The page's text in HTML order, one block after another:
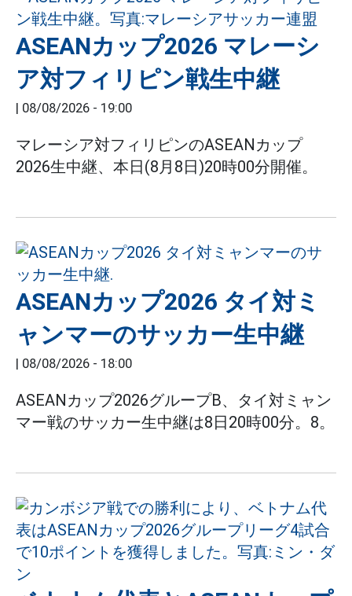
ASEANカップ2026 マレーシ
ア対フィリピン戦生中継
| 08/08/2026 - 19:00
マレーシア対フィリピンのASEANカップ
2026生中継、本日(8月8日)20時00分開催。
ASEANカップ2026 タイ対ミ
ャンマーのサッカー生中継
| 08/08/2026 - 18:00
ASEANカップ2026グループB、タイ対ミャン
マー戦のサッカー生中継は8日20時00分。8。